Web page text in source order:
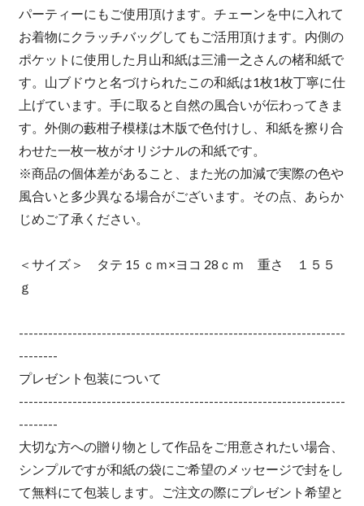
パーティーにもご使用頂けます。チェーンを中に入れて
お着物にクラッチバッグしてもご活用頂けます。内側の
ポケットに使用した月山和紙は三浦一之さんの楮和紙で
す。山ブドウと名づけられたこの和紙は1枚1枚丁寧に仕
上げています。手に取ると自然の風合いが伝わってきま
す。外側の藪柑子模様は木版で色付けし、和紙を擦り合
わせた一枚一枚がオリジナルの和紙です。
※商品の個体差があること、また光の加減で実際の色や
風合いと多少異なる場合がございます。その点、あらか
じめご了承ください。
＜サイズ＞ タテ 15 ｃｍ×ヨコ 28ｃｍ 重さ １５５
ｇ
-------------------------------------------------------------------
--------
プレゼント包装について
-------------------------------------------------------------------
--------
大切な方への贈り物として作品をご用意されたい場合、
シンプルですが和紙の袋にご希望のメッセージで封をし
て無料にて包装します。ご注文の際にプレゼント希望と